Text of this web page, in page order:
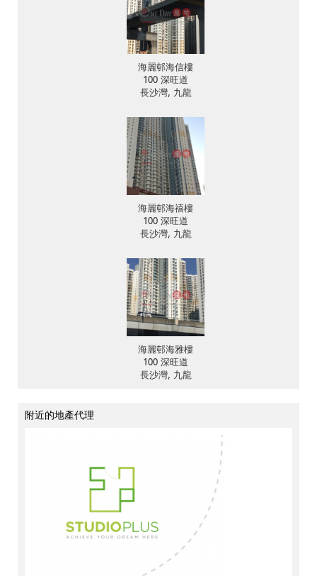
海麗邨海信樓
100 深旺道
長沙灣, 九龍
海麗邨海禧樓
100 深旺道
長沙灣, 九龍
海麗邨海雅樓
100 深旺道
長沙灣, 九龍
附近的地產代理